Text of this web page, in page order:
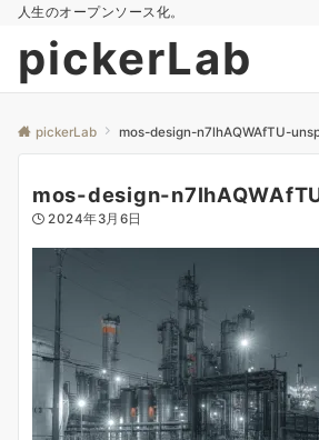
人生のオープンソース化。
pickerLab
pickerLab mos-design-n7lhAQWAfTU-
mos-design-
2024年3月6日